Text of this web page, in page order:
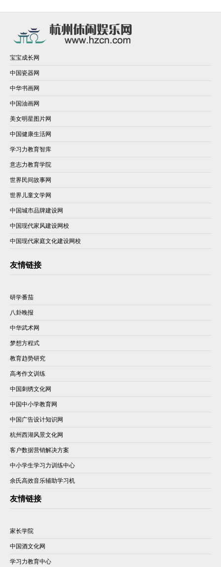
宝宝成长网
中国瓷器网
中华书画网
中国油画网
美女明星图片网
中国健康生活网
学习力教育智库
意志力教育学院
世界民间故事网
世界儿童文学网
中国城市品牌建设网
中国现代家风建设网校
中国现代家庭文化建设网校
友情链接
研学番茄
八卦晚报
中华武术网
梦想方程式
教育趋势研究
高考作文训练
中国刺绣文化网
中国中小学教育网
中国广告设计知识网
杭州西湖风景文化网
客户数据营销解决方案
中小学生学习力训练中心
余氏高效音乐辅助学习机
友情链接
家长学院
中国酒文化网
学习力教育中心